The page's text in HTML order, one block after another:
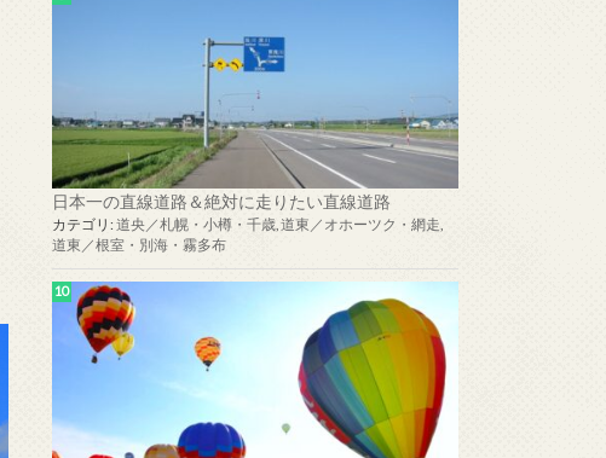
日本一の直線道路＆絶対に走りたい直線道路
カテゴリ: 道央／札幌・小樽・千歳 道東／オホーツク・網走
道東／根室・別海・霧多布